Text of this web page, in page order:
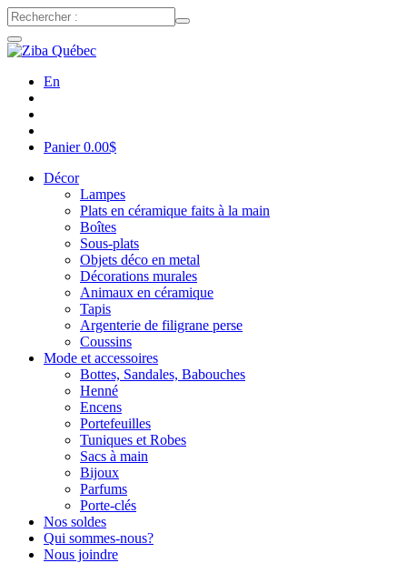
En
Panier0.00$
Décor
Lampes
Plats en céramique faits à la main
Boîtes
Sous-plats
Objets déco en metal
Décorations murales
Animaux en céramique
Tapis
Argenterie de filigrane perse
Coussins
Mode et accessoires
Bottes, Sandales, Babouches
Henné
Encens
Portefeuilles
Tuniques et Robes
Sacs à main
Bijoux
Parfums
Porte-clés
Nos soldes
Qui sommes-nous?
Nous joindre